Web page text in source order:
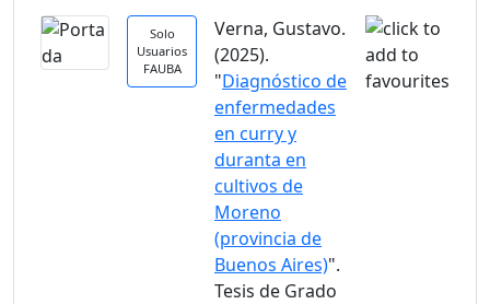
Solo
Usuarios
FAUBA
Verna, Gustavo.
(2025).
"Diagnóstico de
enfermedades
en curry y
duranta en
cultivos de
Moreno
(provincia de
Buenos Aires)".
Tesis de Grado